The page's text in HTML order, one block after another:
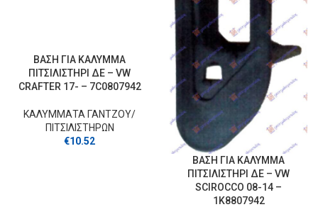
ΒΑΣΗ ΓΙΑ ΚΑΛΥΜΜΑ
ΠΙΤΣΙΛΙΣΤΗΡΙ ΔΕ – VW
CRAFTER 17- – 7C0807942
ΚΑΛΥΜΜΑΤΑ ΓΑΝΤΖOY/
ΠΙΤΣΙΛΙΣΤΗΡΩΝ
€10.52
ΒΑΣΗ ΓΙΑ ΚΑΛΥΜΜΑ
ΠΙΤΣΙΛΙΣΤΗΡΙ ΔΕ – VW
SCIROCCO 08-14 –
1K8807942